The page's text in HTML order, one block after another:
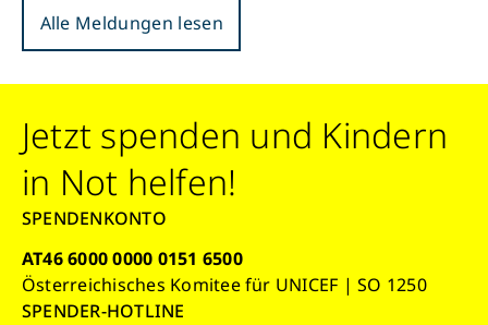
Alle Meldungen lesen
Jetzt spenden und Kindern
in Not helfen!
SPENDENKONTO
AT46 6000 0000 0151 6500
Österreichisches Komitee für UNICEF | SO 1250
SPENDER-HOTLINE